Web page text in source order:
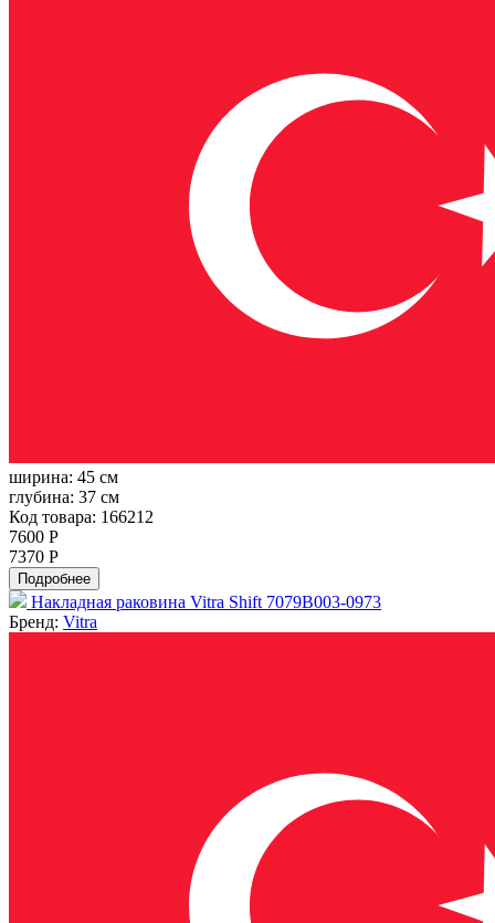
ширина: 45 см
глубина: 37 см
Код товара: 166212
7600 Р
7370 Р
Подробнее
Накладная раковина Vitra Shift 7079B003-0973
Бренд: Vitra